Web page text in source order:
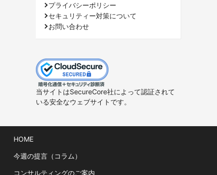
プライバシーポリシー
セキュリティー対策について
お問い合わせ
当サイトはSecureCore社によって認証されて
いる安全なウェブサイトです。
HOME
今週の提言（コラム）
コンサルティングのご案内